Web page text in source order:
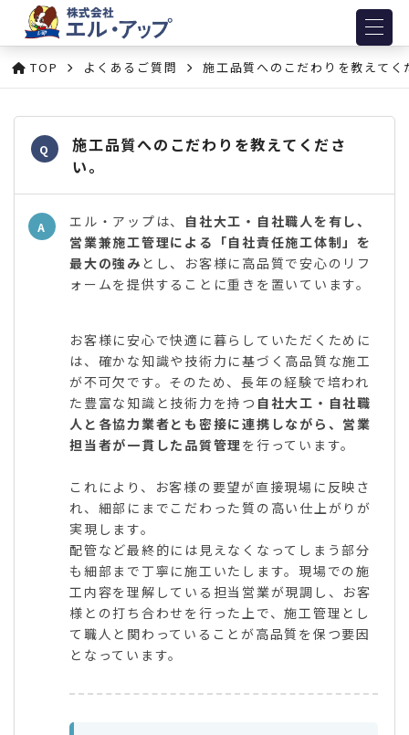
TOP よくあるご質問 施工品質へのこだわりを教えてく
Q
施工品質へのこだわりを教えてくださ
い。
A エル・アップは、 自社大工・自社職人を有し、
営業兼施工管理による「自社責任施工体制」を
最大の強み とし、お客様に高品質で安心のリフ
ォームを提供することに重きを置いています。
お客様に安心で快適に暮らしていただくために
は、確かな知識や技術力に基づく高品質な施工
が不可欠です。そのため、長年の経験で培われ
た豊富な知識と技術力を持つ 自社大工・自社職
人と各協力業者とも密接に連携しながら、営業
担当者が一貫した品質管理を行っています。
これにより、お客様の要望が直接現場に反映さ
れ、細部にまでこだわった質の高い仕上がりが
実現します。
配管など最終的には見えなくなってしまう部分
も細部まで丁寧に施工いたします。現場での施
工内容を理解している担当営業が現調し、お客
様との打ち合わせを行った上で、施工管理とし
て職人と関わっていることが高品質を保つ要因
となっています。